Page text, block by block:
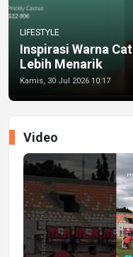
LIFESTYLE
Inspirasi Warna
Lebih Menarik
Kamis, 30 Jul 2026 10:17
Video